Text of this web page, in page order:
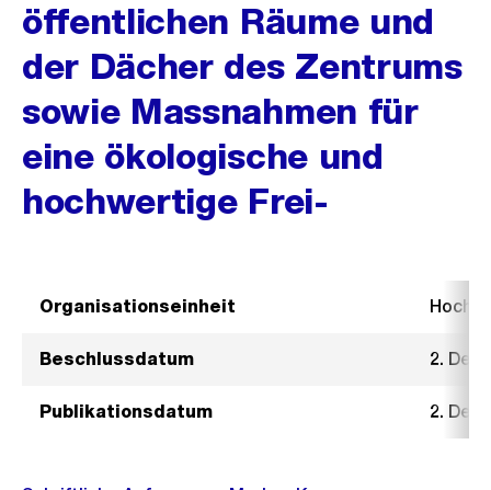
öffentlichen Räume und
der Dächer des Zentrums
sowie Massnahmen für
eine ökologische und
hochwertige Frei-
Organisationseinheit
Beschlussdatum 2.
Publikationsdatum 2.